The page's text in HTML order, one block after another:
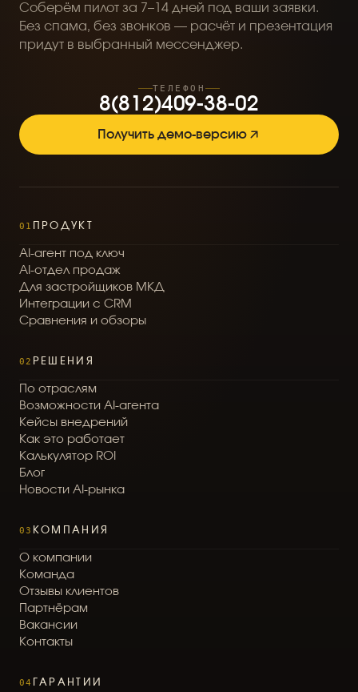
Соберём пилот за 7–14 дней под ваши заявки.
Без спама, без звонков — расчёт и презентация
придут в выбранный мессенджер.
ТЕЛЕФОН
8(81 2)409-38-02
Получить демо-версию
01 ПРОДУКТ
A -агент под ключ
A -отдел продаж
Для застройщ иков М КД
И нтеграции с CRM
Сравнения и обзоры
02 РЕШЕНИЯ
По отраслям
Возможности A -агента
Кейсы внедрений
Как это работает
Калькулятор RO
Блог
Новости A -рынка
03 КОМПАНИЯ
О компании
Команда
Отзывы клиентов
Партнёрам
Вакансии
Контакты
04 ГАРАНТИИ